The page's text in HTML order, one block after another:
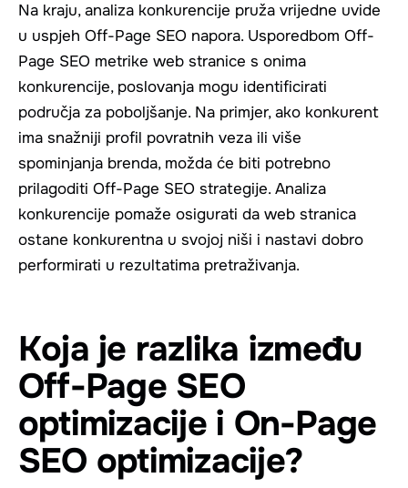
Na kraju, analiza konkurencije pruža vrijedne uvide
u uspjeh Off-Page SEO napora. Usporedbom Off-
Page SEO metrike web stranice s onima
konkurencije, poslovanja mogu identificirati
područja za poboljšanje. Na primjer, ako konkurent
ima snažniji profil povratnih veza ili više
spominjanja brenda, možda će biti potrebno
prilagoditi Off-Page SEO strategije. Analiza
konkurencije pomaže osigurati da web stranica
ostane konkurentna u svojoj niši i nastavi dobro
performirati u rezultatima pretraživanja.
Koja je razlika između
Off-Page SEO
optimizacije i On-Page
SEO optimizacije?